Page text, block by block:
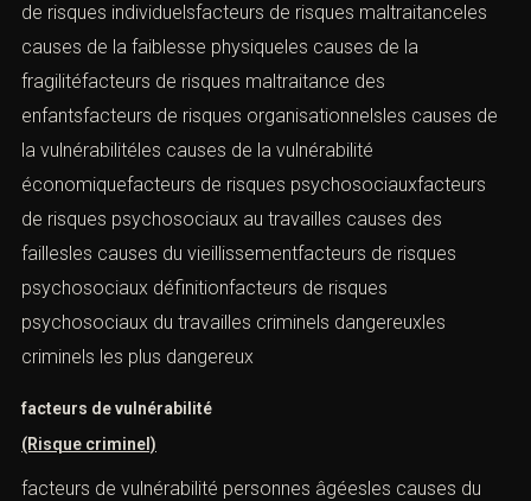
de risques individuelsfacteurs de risques maltraitanceles
causes de la faiblesse physiqueles causes de la
fragilitéfacteurs de risques maltraitance des
enfantsfacteurs de risques organisationnelsles causes de
la vulnérabilitéles causes de la vulnérabilité
économiquefacteurs de risques psychosociauxfacteurs
de risques psychosociaux au travailles causes des
faillesles causes du vieillissementfacteurs de risques
psychosociaux définitionfacteurs de risques
psychosociaux du travailles criminels dangereuxles
criminels les plus dangereux
facteurs de vulnérabilité
(Risque criminel)
facteurs de vulnérabilité personnes âgéesles causes du